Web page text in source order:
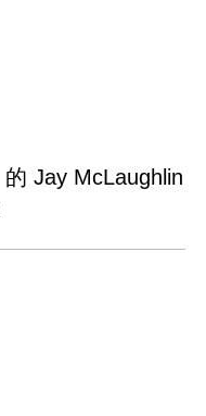
Jay McLaughlin